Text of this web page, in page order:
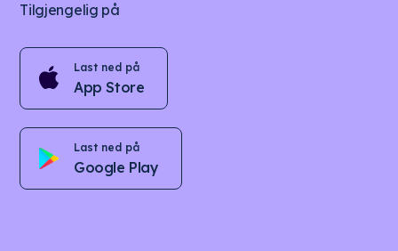
Tilgjengelig på
Last ned på
App Store
Last ned på
Google Play